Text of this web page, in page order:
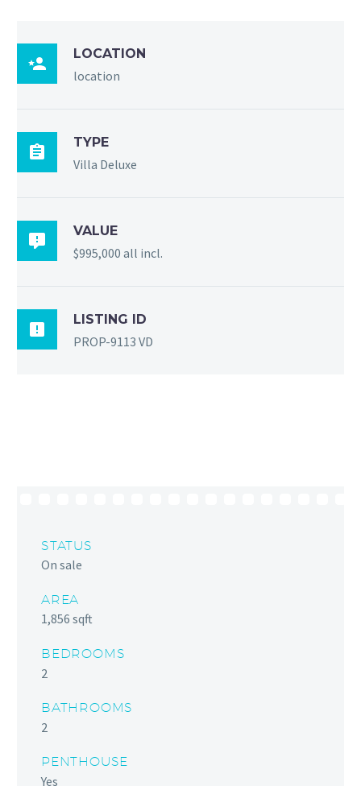

LOCATION
location

TYPE
Villa Deluxe

VALUE
$995,000 all incl.

LISTING ID
PROP-9113 VD
STATUS
On sale
AREA
1,856 sqft
BEDROOMS
2
BATHROOMS
2
PENTHOUSE
Yes